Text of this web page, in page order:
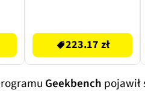
223.17 zł
Geekbench pojawił